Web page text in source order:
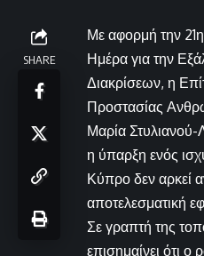
SHARE
Με αφορμή την
Ημέρα για την
Διακρίσεων, η
Προστασίας
Μαρία Στυλιανού-
η ύπαρξη ενός
Κύπρο δεν αρκεί
αποτελεσματική
Σε γραπτή της
επισημαίνει ότι ο